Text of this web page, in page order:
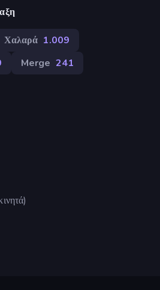
Χαλαρά 1.009
Merge 241